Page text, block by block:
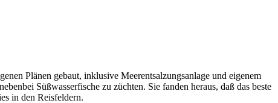
Plänen gebaut, inklusive Meerentsalzungsanlage und eigenem
Süßwasserfische zu züchten. Sie fanden heraus, daß das beste
in den Reisfeldern.